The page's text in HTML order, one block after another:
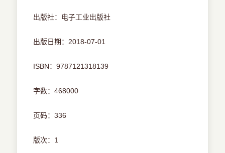
出版社：电子工业出版社
出版日期：2018-07-01
ISBN：9787121318139
字数：468000
页码：336
版次：1